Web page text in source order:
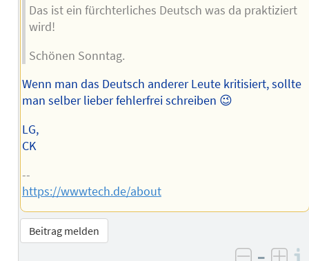
Das ist ein fürchterliches Deutsch was da praktiziert
wird!
Schönen Sonntag.
Wenn man das Deutsch anderer Leute kritisiert, sollte
man selber lieber fehlerfrei schreiben 😉
LG,
CK
--
https://wwwtech.de/about
Beitrag melden
–